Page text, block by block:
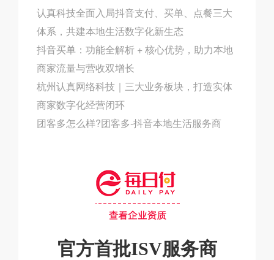
认真科技全面入局抖音支付、买单、点餐三大
体系，共建本地生活数字化新生态
抖音买单：功能全解析 + 核心优势，助力本地
商家流量与营收双增长
杭州认真网络科技｜三大业务板块，打造实体
商家数字化经营闭环
团客多怎么样?团客多-抖音本地生活服务商
官方首批ISV服务商